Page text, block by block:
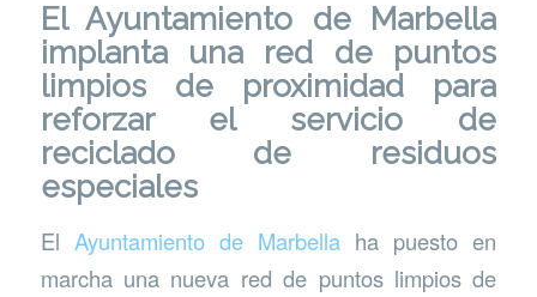
El Ayuntamiento de Marbella
implanta una red de puntos
limpios de proximidad para
reforzar el servicio de
reciclado de residuos
especiales
El Ayuntamiento de Marbella ha puesto en
marcha una nueva red de puntos limpios de